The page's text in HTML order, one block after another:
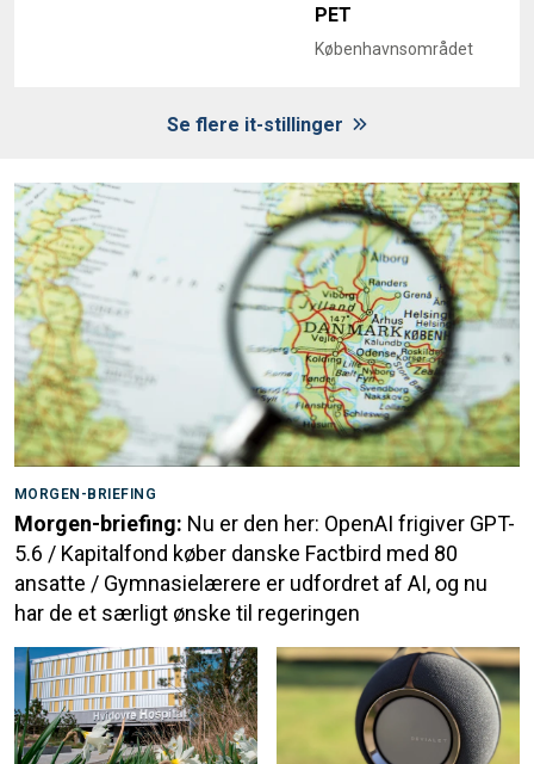
PET
Københavnsområdet
Se flere it-stillinger
MORGEN-BRIEFING
Morgen-briefing: Nu er den her: OpenAI frigiver GPT-
5.6 / Kapitalfond køber danske Factbird med 80
ansatte / Gymnasielærere er udfordret af AI, og nu
har de et særligt ønske til regeringen